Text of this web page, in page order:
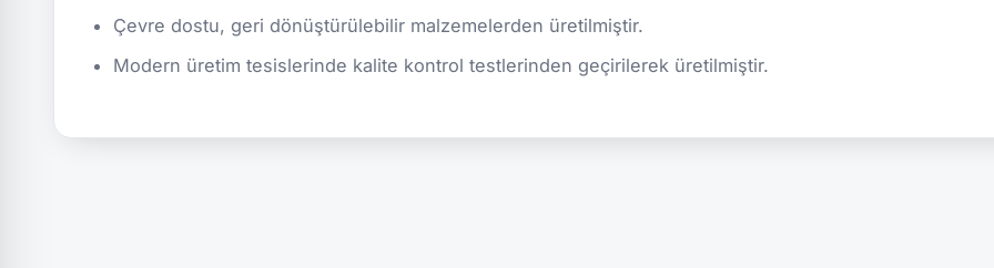
Çevre dostu, geri dönüştürülebilir malzemelerden üretilmiştir.
Modern üretim tesislerinde kalite kontrol testlerinden geçirilerek üretilmiştir.